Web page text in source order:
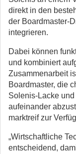
direkt in den
der Boardmaster-
integrieren.
Dabei können
und kombiniert
Zusammenarbeit
Boardmaster, die
Solenis-Lacke
aufeinander
marktreif zur
„Wirtschaftliche
entscheidend,